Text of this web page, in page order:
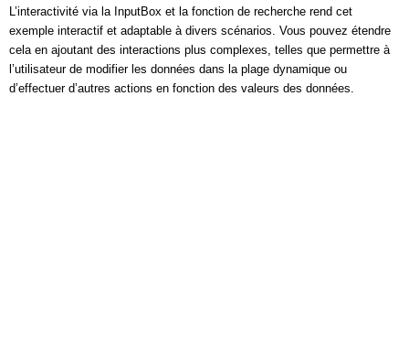
L’interactivité via la InputBox et la fonction de recherche rend cet
exemple interactif et adaptable à divers scénarios. Vous pouvez étendre
cela en ajoutant des interactions plus complexes, telles que permettre à
l’utilisateur de modifier les données dans la plage dynamique ou
d’effectuer d’autres actions en fonction des valeurs des données.